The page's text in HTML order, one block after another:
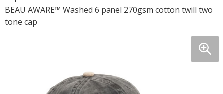
Sportkleding
Beurs en evenementen
Voetbal, EK en WK
BEAU AWARE™ Washed 6 panel 270gsm cotton twill two
tone cap